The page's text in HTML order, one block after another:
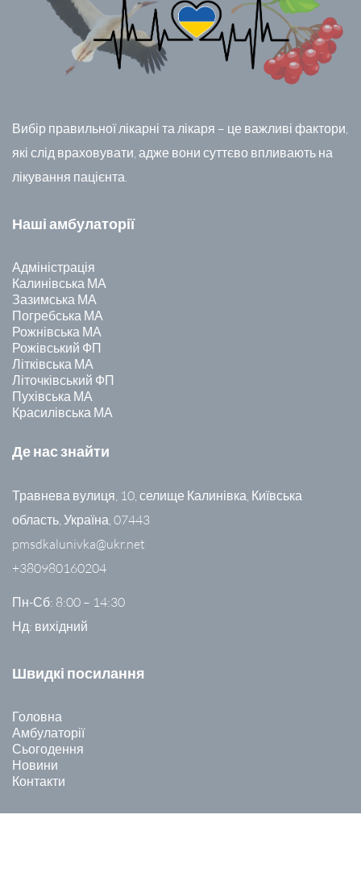
Вибір правильної лікарні та лікаря – це важливі фактори,
які слід враховувати, адже вони суттєво впливають на
лікування пацієнта.
Наші амбулаторії
Адміністрація
Калинівська МА
Зазимська МА
Погребська МА
Рожнівська МА
Рожівський ФП
Літківська МА
Літочківський ФП
Пухівська МА
Красилівська МА
Де нас знайти
Травнева вулиця, 10, селище Калинівка, Київська
область, Україна, 07443
pmsdkalunivka@ukr.net
+380980160204
Пн-Сб: 8:00 – 14:30
Нд: вихідний
Швидкі посилання
Головна
Амбулаторії
Сьогодення
Новини
Контакти